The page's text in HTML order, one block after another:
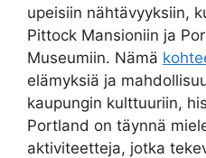
upeisiin nähtävyyksiin,
Pittock Mansioniin ja
Museumiin. Nämä
elämyksiä ja
kaupungin kulttuuriin,
Portland on täynnä
aktiviteetteja, jotka